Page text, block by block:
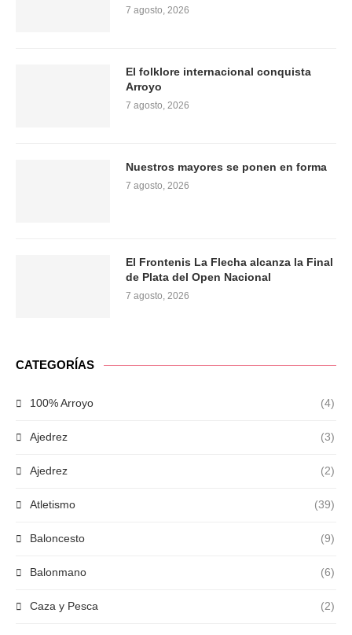
7 agosto, 2026
El folklore internacional conquista
Arroyo
7 agosto, 2026
Nuestros mayores se ponen en forma
7 agosto, 2026
El Frontenis La Flecha alcanza la Final
de Plata del Open Nacional
7 agosto, 2026
CATEGORÍAS
100% Arroyo (4)
Ajedrez (3)
Ajedrez (2)
Atletismo (39)
Baloncesto (9)
Balonmano (6)
Caza y Pesca (2)